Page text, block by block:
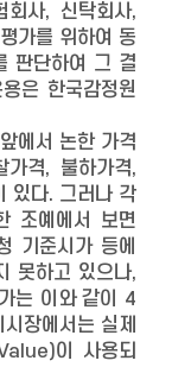
회사, 신탁회사,
가를 위하여 동
판단하여 그 결
은 한국감정원
에서 논한 가격
가격, 불하가격,
있다. 그러나 각
조예에서 보면
기준시가 등에
못하고 있으나,
는 이와 같이 4
장에서는 실제
이 사용되